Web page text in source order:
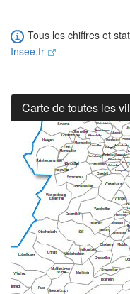
Tous les chiffres et
Insee.fr
Carte de toutes les